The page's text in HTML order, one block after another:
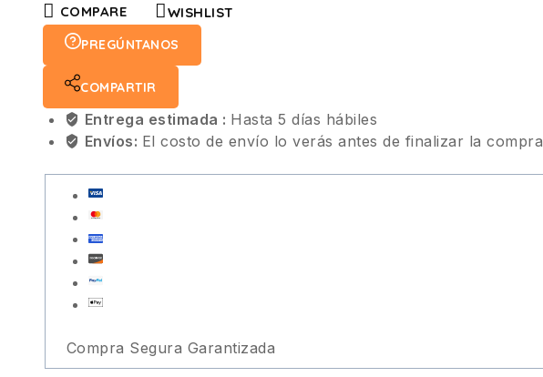
COMPARE WISHLIST
PREGÚNTANOS
COMPARTIR
Entrega estimada : Hasta 5 días hábiles
Envíos: El costo de envío lo verás antes de finalizar la compra
Compra Segura Garantizada